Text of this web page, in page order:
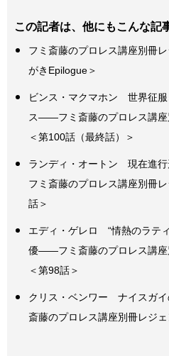
この記者は、他にもこんな記
フミ斎藤のプロレス講座別冊
がきEpilogue＞
ビンス・マクマホン 世界征服
ス――フミ斎藤のプロレス講座
＜第100話（最終話）＞
ランディ・オートン 現在進
フミ斎藤のプロレス講座別冊
話＞
エディ・ゲレロ “情熱のラテ
優――フミ斎藤のプロレス講座
＜第98話＞
クリス・ベンワー ナイスガ
斎藤のプロレス講座別冊レジ